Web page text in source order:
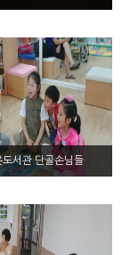
도서관 단골손님들